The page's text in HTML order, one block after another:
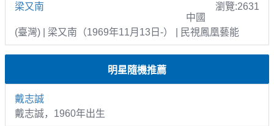
梁又南
瀏覽:2631
中國
(臺灣) | 梁又南（1969年11月13日-） | 民視鳳凰藝能
明星隨機推薦
戴志誠
戴志誠，1960年出生